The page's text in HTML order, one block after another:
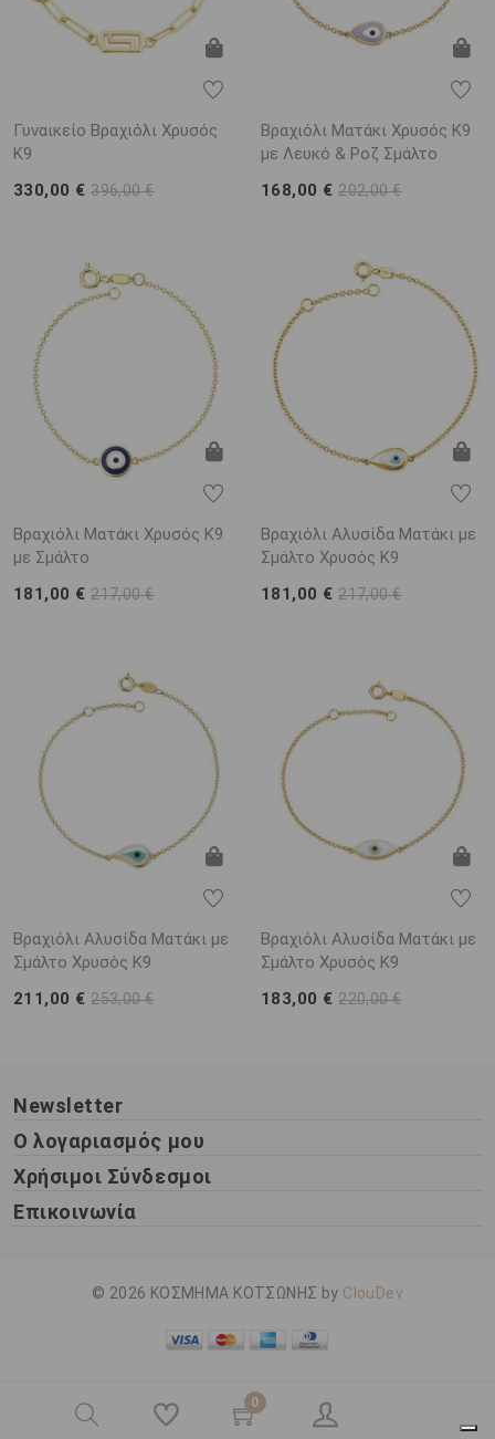
0
Γυναικείο Βραχιόλι Χρυσός
K9
330,00 €396,00 €
Βραχιόλι Ματάκι Χρυσός Κ9
με Λευκό & Ροζ Σμάλτο
168,00 €202,00 €
Βραχιόλι Ματάκι Χρυσός K9
με Σμάλτο
181,00 €217,00 €
Βραχιόλι Αλυσίδα Ματάκι με
Σμάλτο Χρυσός Κ9
181,00 €217,00 €
Βραχιόλι Αλυσίδα Ματάκι με
Σμάλτο Χρυσός Κ9
211,00 €253,00 €
Βραχιόλι Αλυσίδα Ματάκι με
Σμάλτο Χρυσός Κ9
183,00 €220,00 €
Newsletter
Ο λογαριασμός μου
Χρήσιμοι Σύνδεσμοι
Επικοινωνία
© 2026 ΚΟΣΜΗΜΑ ΚΟΤΣΩΝΗΣ by ClouDev